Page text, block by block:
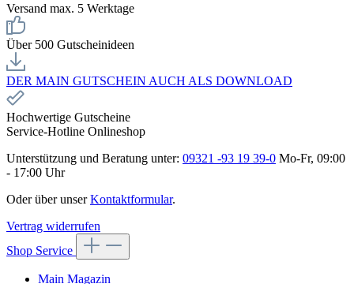
Versand max. 5 Werktage
Über 500 Gutscheinideen
DER MAIN GUTSCHEIN AUCH ALS DOWNLOAD
Hochwertige Gutscheine
Service-Hotline Onlineshop
Unterstützung und Beratung unter: 09321 -93 19 39-0 Mo-Fr, 09:00
- 17:00 Uhr
Oder über unserKontaktformular.
Vertrag widerrufen
Shop Service
Main Magazin